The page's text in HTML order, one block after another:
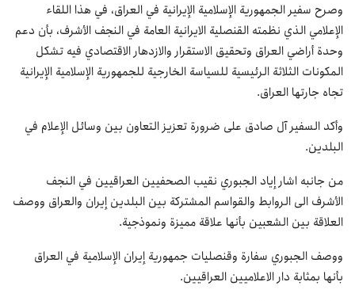
وصرح سفير الجمهورية الإسلامية الإيرانية في العراق، في هذا اللقاء
الإعلامي الذي نظمته القنصلية الايرانية العامة في النجف الأشرف، بأن دعم
وحدة أراضي العراق وتحقيق الاستقرار والازدهار الاقتصادي فيه تشكل
المكونات الثلاثة الرئيسية للسياسة الخارجية للجمهورية الإسلامية الإيرانية
تجاه جارتها العراق.
وأكد السفير آل صادق على ضرورة تعزيز التعاون بين وسائل الإعلام في
البلدين.
من جانبه اشار إياد الجبوري نقيب الصحفيين العراقيين في النجف
الأشرف الى الروابط والقواسم المشتركة بين البلدين إيران والعراق ووصف
العلاقة بين الشعبين بأنها علاقة مميزة ونموذجية.
ووصف الجبوري سفارة وقنصليات جمهورية إيران الإسلامية في العراق
بأنها بمثابة دار الاعلاميين العراقيين.